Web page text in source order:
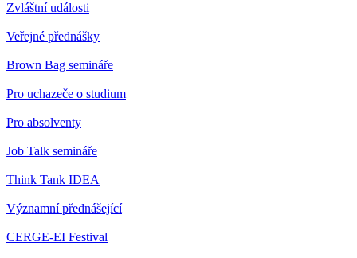
Zvláštní události
Veřejné přednášky
Brown Bag semináře
Pro uchazeče o studium
Pro absolventy
Job Talk semináře
Think Tank IDEA
Významní přednášející
CERGE-EI Festival